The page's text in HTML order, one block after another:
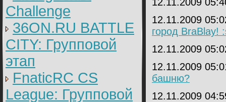
Challenge
36ON.RU BATTLE
CITY: Групповой
этап
FnaticRC CS
League: Групповой
12.11.2009
город BraBlay!
12.11.2009
12.11.2009
башню?
12.11.2009